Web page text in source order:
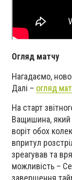
Огляд матчу
Нагадаємо,
Далі – огляд
На старт
Ващишина, який
воріт обох
впритул
зреагував та
можливість –
завершення